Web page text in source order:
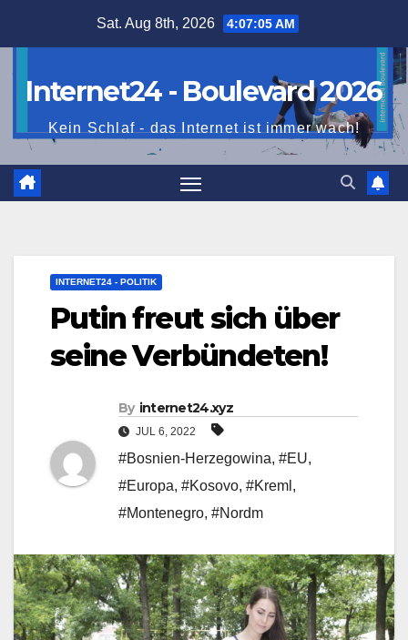
Sat. Aug 8th, 2026 4:07:07 AM
Internet24 - Boulevard 2026
Kein Schlaf - das Internet ist immer wach!
INTERNET24 - POLITIK
Putin freut sich über
seine Verbündeten!
By internet24.xyz
JUL 6, 2022
#Bosnien-Herzegowina, #EU,
#Europa, #Kosovo, #Kreml ,
#Montenegro, #Nordm